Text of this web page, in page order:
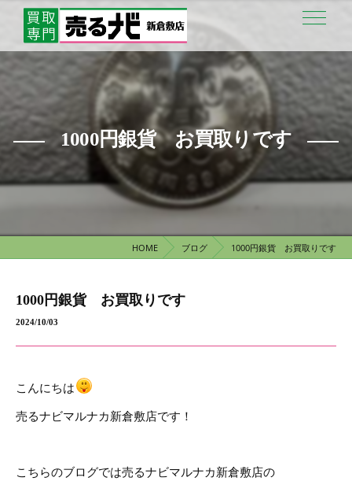
1000円銀貨 お買取りです
HOME ブログ 1000円銀貨 お買取りです
1000円銀貨 お買取りです
2024/10/03
こんにちは
売るナビマルナカ新倉敷店です！
こちらのブログでは売るナビマルナカ新倉敷店の